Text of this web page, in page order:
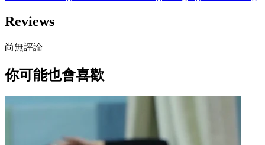
Reviews
尚無評論
你可能也會喜歡